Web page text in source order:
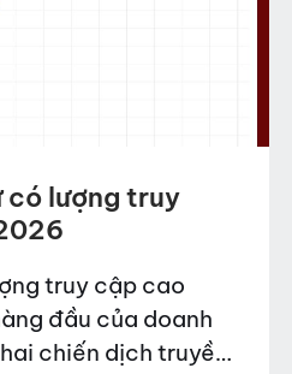
có lượng truy
truy cập cao
đầu của doanh
chiến dịch truyền